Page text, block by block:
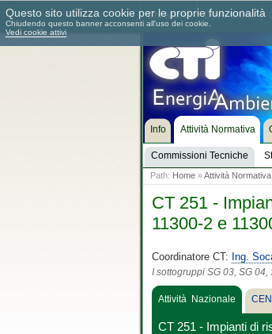
Chi siamo Dove siamo
Info Attività Normativa
Commissioni Tecniche
Path: Home»Attività Normativa
CT 251 -
11300-2 e
Coordinatore CT: Ing.
I sottogruppi SG 03, SG
Attività Nazionale
CT 251 - Impianti di
Questo sito utilizza cookie per le proprie funzionalità
Chiudendo questo banner acconsenti all'uso dei cookie.
Vedi cookie attivi